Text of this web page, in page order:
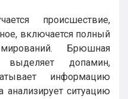
происшествие,
включается полный
Брюшная
выделяет допамин,
информацию
анализирует ситуацию